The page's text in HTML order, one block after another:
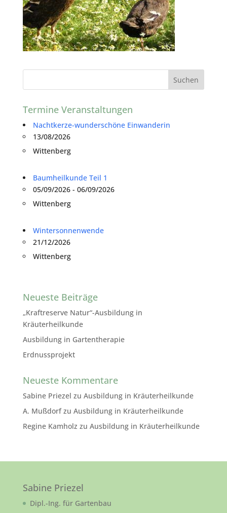
Termine Veranstaltungen
Nachtkerze-wunderschöne Einwanderin
13/08/2026
Wittenberg
Baumheilkunde Teil 1
05/09/2026 - 06/09/2026
Wittenberg
Wintersonnenwende
21/12/2026
Wittenberg
Neueste Beiträge
„Kraftreserve Natur“-Ausbildung in
Kräuterheilkunde
Ausbildung in Gartentherapie
Erdnussprojekt
Neueste Kommentare
Sabine Priezel zu Ausbildung in Kräuterheilkunde
A. Mußdorfzu Ausbildung in Kräuterheilkunde
Regine Kamholz zu Ausbildung in Kräuterheilkunde
Sabine Priezel
Dipl.-Ing. für Gartenbau